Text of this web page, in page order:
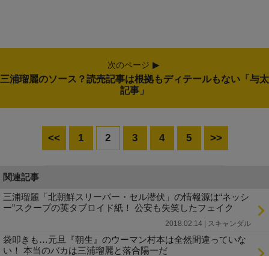
次のページ
三浦瑠麗のソース？読売記事は根拠もディテールもない「与太
記事」
<< 1 2 3 4 5 >>
関連記事
三浦瑠麗「北朝鮮スリーパー・セル潜伏」の情報源は“ネッシ
ー”スクープの英タブロイド紙！ 公安も失笑したフェイク
2018.02.14 | スキャンダル
袋叩きも…元旦『朝生』のウーマン村本は全然間違っていな
い！ 本当のバカは三浦瑠麗と落合陽一だ